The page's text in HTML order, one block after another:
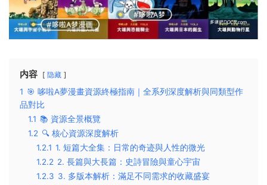
内容 隐藏
1 🎯 哆啦A夢漫畫資源終極指南｜全系列深度解析與同類型作
品對比
1.1 📚 資源全景概覽
1.2 🔍 核心資源深度解析
1.2.1 1. 短篇大全集：日常的奇迹與人性的微光
1.2.2 2. 長篇與大長篇：史詩冒險與童心宇宙
1.2.3 3. 多版本解析：滿足不同需求的收藏盛宴